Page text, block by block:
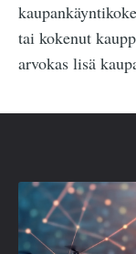
tai kokenut
arvokas lisä